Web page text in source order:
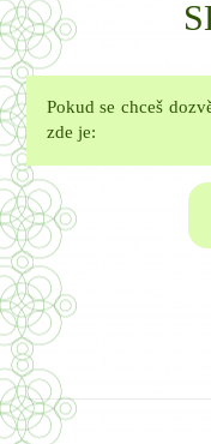
Pokud se chceš
zde je: